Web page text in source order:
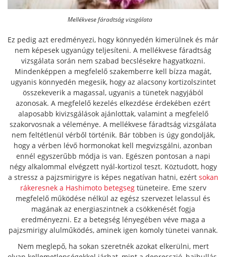
Mellékvese fáradtság vizsgálata
Ez pedig azt eredményezi, hogy könnyedén kimerülnek és már
nem képesek ugyanúgy teljesíteni. A mellékvese fáradtság
vizsgálata során nem szabad becslésekre hagyatkozni.
Mindenképpen a megfelelő szakemberre kell bízza magát,
ugyanis könnyedén megesik, hogy az alacsony kortizolszintet
összekeverik a magassal, ugyanis a tünetek nagyjából
azonosak. A megfelelő kezelés elkezdése érdekében ezért
alaposabb kivizsgálások ajánlottak, valamint a megfelelő
szakorvosnak a véleménye. A mellékvese fáradtság vizsgálata
nem feltétlenül vérből történik. Bár többen is úgy gondolják,
hogy a vérben lévő hormonokat kell megvizsgálni, azonban
ennél egyszerűbb módja is van. Egészen pontosan a napi
négy alkalommal elvégzett nyál-kortizol teszt. Köztudott, hogy
a stressz a pajzsmirigyre is képes negatívan hatni, ezért sokan
rákeresnek a Hashimoto betegsegtüneteire. Eme szerv
megfelelő működése nélkül az egész szervezet lelassul és
magának az energiaszintnek a csökkenését fogja
eredményezni. Ez a betegség lényegében véve maga a
pajzsmirigy alulműködés, aminek igen komoly tünetei vannak.
Nem meglepő, ha sokan szeretnék azokat elkerülni, mert